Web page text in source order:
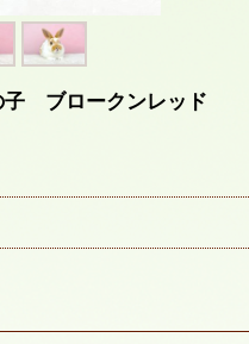
子 ブロークンレッド